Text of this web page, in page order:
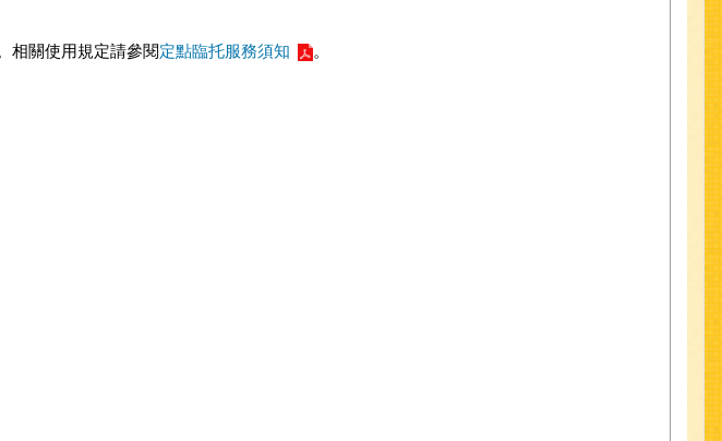
相關使用規定請參閱定點臨托服務須知
。